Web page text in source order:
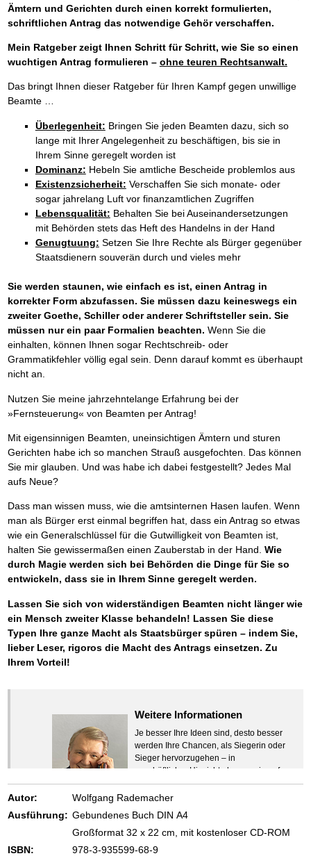
Ämtern und Gerichten durch einen korrekt formulierten,
schriftlichen Antrag das notwendige Gehör verschaffen.
Mein Ratgeber zeigt Ihnen Schritt für Schritt, wie Sie so einen
wuchtigen Antrag formulieren – ohne teuren Rechtsanwalt.
Das bringt Ihnen dieser Ratgeber für Ihren Kampf gegen unwillige
Beamte …
Überlegenheit: Bringen Sie jeden Beamten dazu, sich so
lange mit Ihrer Angelegenheit zu beschäftigen, bis sie in
Ihrem Sinne geregelt worden ist
Dominanz: Hebeln Sie amtliche Bescheide problemlos aus
Existenzsicherheit: Verschaffen Sie sich monate- oder
sogar jahrelang Luft vor finanzamtlichen Zugriffen
Lebensqualität: Behalten Sie bei Auseinandersetzungen
mit Behörden stets das Heft des Handelns in der Hand
Genugtuung: Setzen Sie Ihre Rechte als Bürger gegenüber
Staatsdienern souverän durch und vieles mehr
Sie werden staunen, wie einfach es ist, einen Antrag in
korrekter Form abzufassen. Sie müssen dazu keineswegs ein
zweiter Goethe, Schiller oder anderer Schriftsteller sein. Sie
müssen nur ein paar Formalien beachten. Wenn Sie die
einhalten, können Ihnen sogar Rechtschreib- oder
Grammatikfehler völlig egal sein. Denn darauf kommt es überhaupt
nicht an.
Nutzen Sie meine jahrzehntelange Erfahrung bei der
»Fernsteuerung« von Beamten per Antrag!
Mit eigensinnigen Beamten, uneinsichtigen Ämtern und sturen
Gerichten habe ich so manchen Strauß ausgefochten. Das können
Sie mir glauben. Und was habe ich dabei festgestellt? Jedes Mal
aufs Neue?
Dass man wissen muss, wie die amtsinternen Hasen laufen. Wenn
man als Bürger erst einmal begriffen hat, dass ein Antrag so etwas
wie ein Generalschlüssel für die Gutwilligkeit von Beamten ist,
halten Sie gewissermaßen einen Zauberstab in der Hand. Wie
durch Magie werden sich bei Behörden die Dinge für Sie so
entwickeln, dass sie in Ihrem Sinne geregelt werden.
Lassen Sie sich von widerständigen Beamten nicht länger wie
ein Mensch zweiter Klasse behandeln! Lassen Sie diese
Typen Ihre ganze Macht als Staatsbürger spüren – indem Sie,
lieber Leser, rigoros die Macht des Antrags einsetzen. Zu
Ihrem Vorteil!
Weitere Informationen
Je besser Ihre Ideen sind, desto besser
werden Ihre Chancen, als Siegerin oder
Sieger hervorzugehen – in
geschäftlicher Hinsicht ebenso wie auf
beruflichem oder privatem Gebiet. Denn
eins ist todsicher:
Zeigen Sie mit der Maus hierhin, um
Autor:
Wolfgang Rademacher
Ausführung: Gebundenes Buch DIN A4
Großformat 32 x 22 cm, mit kostenloser CD-ROM
ISBN:
978-3-935599-68-9